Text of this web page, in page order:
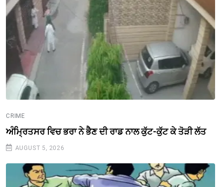
CRIME
ਅੰਮ੍ਰਿਤਸਰ ਵਿਚ ਭਰਾ ਨੇ ਭੈਣ ਦੀ ਰਾਡ ਨਾਲ ਕੁੱਟ-ਕੁੱਟ ਕੇ ਤੋੜੀ ਲੱਤ
AUGUST 5, 2026